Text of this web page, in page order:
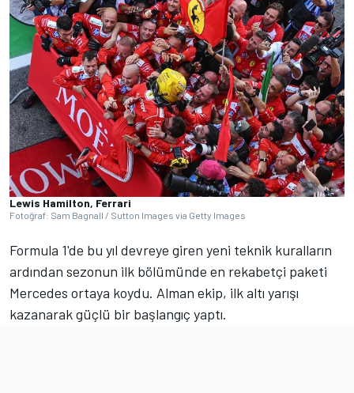
Lewis Hamilton, Ferrari
Fotoğraf: Sam Bagnall / Sutton Images via Getty Images
Formula 1'de bu yıl devreye giren yeni teknik kuralların
ardından sezonun ilk bölümünde en rekabetçi paketi
Mercedes ortaya koydu. Alman ekip, ilk altı yarışı
kazanarak güçlü bir başlangıç yaptı.